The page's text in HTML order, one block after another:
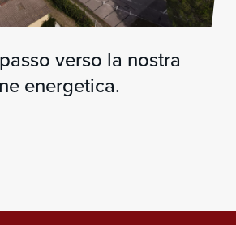
verso la nostra
energetica.